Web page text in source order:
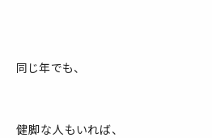
同じ年でも、
健脚な人もいれば、